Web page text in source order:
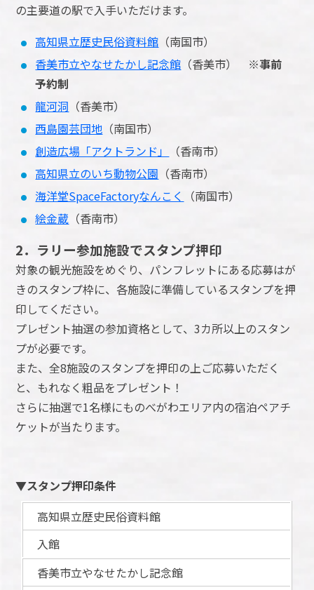
の主要道の駅で入手いただけます。
高知県立歴史民俗資料館 （南国市）
香美市立やなせたかし記念館 （香美市）
※事前
予約制
龍河洞 （香美市）
西島園芸団地 （南国市）
創造広場「アクトランド」
（香南市）
高知県立のいち動物公園 （香南市）
海洋堂SpaceFactoryなんこく
（南国市）
絵金蔵 （香南市）
2．ラリー参加施設でスタンプ押印
対象の観光施設をめぐり、パンフレットにある応募はが
きのスタンプ枠に、各施設に準備しているスタンプを押
印してください。
プレゼント抽選の参加資格として、3カ所以上のスタン
プが必要です。
また、全8施設のスタンプを押印の上ご応募いただく
と、もれなく粗品をプレゼント！
さらに抽選で1名様にものべがわエリア内の宿泊ペアチ
ケットが当たります。
▼スタンプ押印条件
高知県立歴史民俗資料館
入館
香美市立やなせたかし記念館